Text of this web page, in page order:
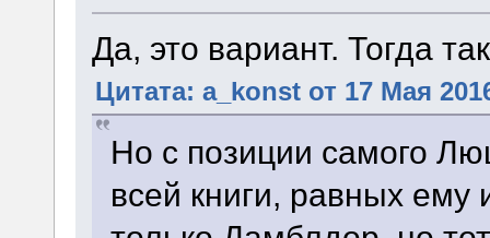
Да, это вариант. Тогда
Цитата: a_konst от 17 Мая
Но с позиции самого
всей книги, равных ему